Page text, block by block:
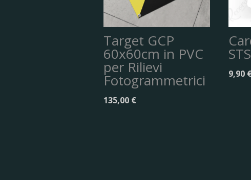
Target GCP
60x60cm in PVC
per Rilievi
Fotogrammetrici
135,00 €
STS
9,90